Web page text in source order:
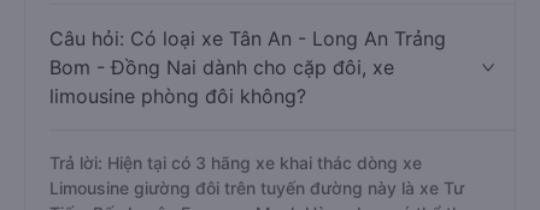
Câu hỏi: Có loại xe Tân An - Long An Trảng
Bom - Đồng Nai dành cho cặp đôi, xe
limousine phòng đôi không?
Trả lời: Hiện tại có 3 hãng xe khai thác dòng xe
Limousine giường đôi trên tuyến đường này là xe Tư